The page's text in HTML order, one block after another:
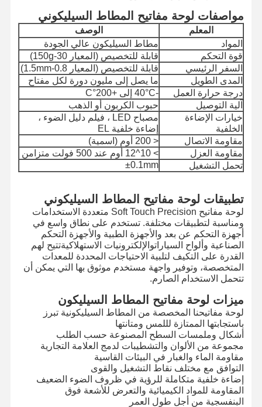
مواصفات لوحة مفاتيح المطاط السيليكوني
المعلم
الوصف
المواد
مطاط السيليكون عالي الجودة
قوة التحكم
قابلة للتخصيص (المعيار 30-150g)
السفر الرئيسي
قابلة للتخصيص (المعيار 0.8-1.5mm)
المدى الطويل
ما يصل إلى مليون دورة لكل مفتاح
درجة حرارة العمل
-40°C إلى +200°C
آلية التوصيل
حبوب الكربون أو الذهب
خيارات الإضاءة
الخلفية
مصباح LED ، فيلم دليل الضوء ،
إضاءة خلفية EL
مقاومة الاتصال
< 200 أوم (اسمية)
مقاومة العزل
> 10^12 أوم عند 500 فولت متزامن
تحمل التشغيل
±0.1mm
تطبيقات لوحة مفاتيح المطاط السيليكوني
لوحة مفاتيح Soft Touch Precision متعددة الاستخدامات
ومناسبة لتطبيقات مختلفة. تستخدم على نطاق واسع في
أجهزة التحكم عن بعد والأجهزة الطبية والأجهزة التحكم
الصناعية وألواح السياراتوالإلكترونيات الاستهلاكيةتتيح لهم
القدرة على التكيف لتلبية الاحتياجات المحددة للمعدات
المتخصصة، وتوفير واجهة مستخدم موثوق بها التي يمكن أن
تتحمل الاستخدام الصارم.
ميزات لوحة مفاتيح المطاط السيليكون
لوحة مفاتيحنا المخصصة من المطاط السيليكونية تبرز
باستجابتها الممتازة لللمس ومتانتها
أشكال وملمسات السطح المصنوعة حسب الطلب
مجموعة من الألوان والتشطيبات لدمج العلامة التجارية
مقاومة الماء والغبار في البيئات القاسية
التوافق مع مختلف نقاط التشغيل والقوى
إضاءة خلفية متكاملة للرؤية في ظروف الضوء الضعيف
المقاومة للمواد الكيميائية والتعرض للأشعة فوق
البنفسجية من أجل طول العمر